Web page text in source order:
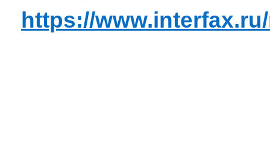
https://